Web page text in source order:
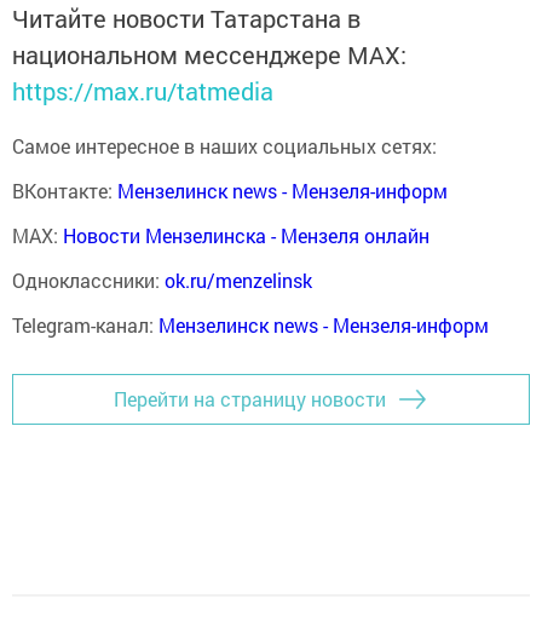
Читайте новости Татарстана в
национальном мессенджере MАХ:
https://max.ru/tatmedia
Самое интересное в наших социальных сетях:
ВКонтакте: Мензелинск news - Мензеля-информ
MAX: Новости Мензелинска - Мензеля онлайн
Одноклассники: ok.ru/menzelinsk
Telegram-канал: Мензелинск news - Мензеля-информ
Перейти на страницу новости